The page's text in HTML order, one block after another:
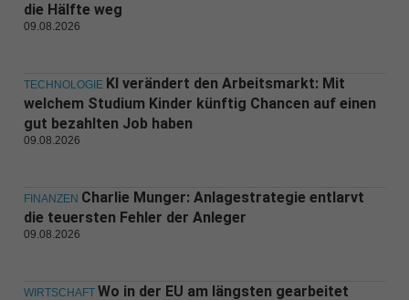
die Hälfte weg
09.08.2026
TECHNOLOGIE KI verändert den Arbeitsmarkt: Mit
welchem Studium Kinder künftig Chancen auf einen
gut bezahlten Job haben
09.08.2026
FINANZEN Charlie Munger: Anlagestrategie entlarvt
die teuersten Fehler der Anleger
09.08.2026
WIRTSCHAFT Wo in der EU am längsten gearbeitet